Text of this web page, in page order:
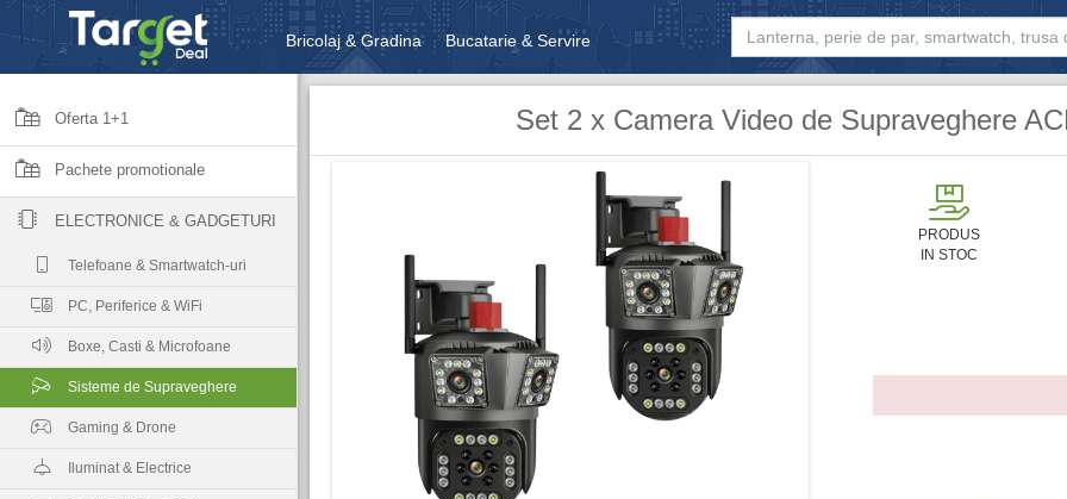
Bricolaj & Gradina Bucatarie & Servire
Unelte & Scule Jucarii, Copii & Bebe
Oferta 1+1
Pachete promotionale
ELECTRONICE & GADGETURI
Telefoane & Smartwatch-uri
PC, Periferice & WiFi
Boxe, Casti & Microfoane
Sisteme de Supraveghere
Gaming & Drone
Iluminat & Electrice
Set 2 x Camera Video de Supraveghere
PRODUS
IN STOC